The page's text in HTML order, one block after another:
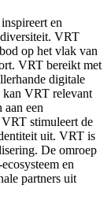
en
VRT
op het vlak van
VRT bereikt met
digitale
VRT relevant
een
stimuleert de
uit. VRT is
De omroep
en
partners uit